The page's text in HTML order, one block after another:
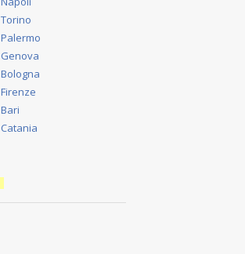
Torino
Palermo
Genova
Bologna
Firenze
Bari
Catania